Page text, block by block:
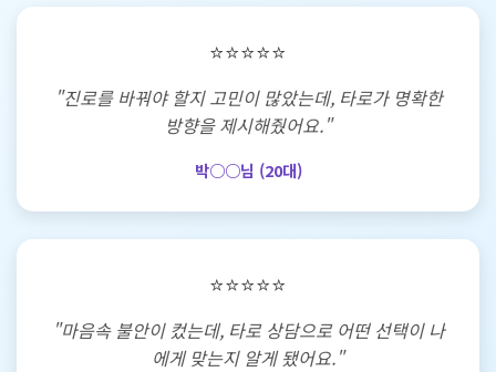
⭐⭐⭐⭐⭐
"진로를 바꿔야 할지 고민이 많았는데, 타로가 명확한
방향을 제시해줬어요."
박○○님 (20대)
⭐⭐⭐⭐⭐
"마음속 불안이 컸는데, 타로 상담으로 어떤 선택이 나
에게 맞는지 알게 됐어요."